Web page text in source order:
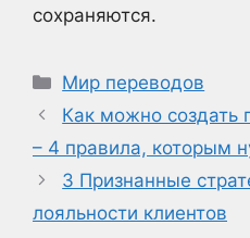
сохраняются.
Рубрики
Мир переводов
Как можно создать
– 4 правила, которым
3 Признанные
лояльности клиентов